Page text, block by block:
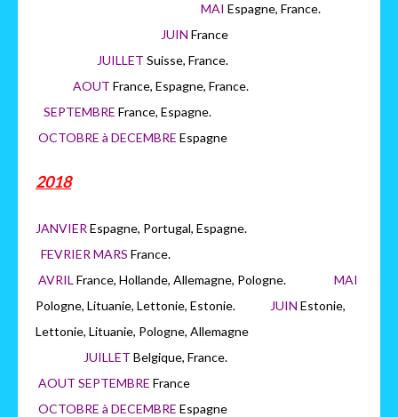
MAI Espagne, France.
JUIN France
JUILLET Suisse, France.
AOUT France, Espagne, France.
SEPTEMBRE France, Espagne.
OCTOBRE à DECEMBRE Espagne
2018
JANVIER Espagne, Portugal, Espagne.
FEVRIER MARS France.
AVRIL France, Hollande, Allemagne, Pologne. MAI
Pologne, Lituanie, Lettonie, Estonie.
JUIN Estonie,
Lettonie, Lituanie, Pologne, Allemagne
JUILLET Belgique, France.
AOUT SEPTEMBRE France
OCTOBRE à DECEMBRE Espagne